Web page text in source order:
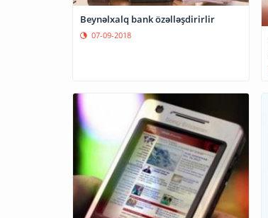
Beynəlxalq bank özəlləşdirirlir
07-09-2018